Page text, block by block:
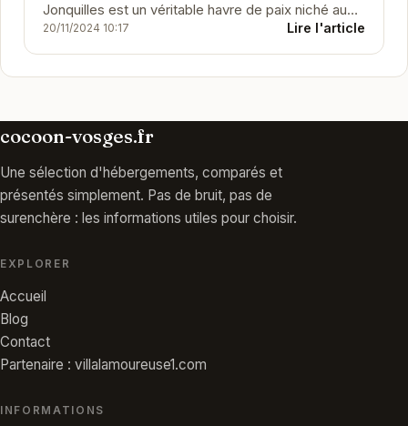
Jonquilles est un véritable havre de paix niché au
cœur des Vosges. Offrant une vue imprenable sur
les...
20/11/2024 10:17 Lire l'article
cocoon-vosges.fr
Une sélection d'hébergements, comparés et
présentés simplement. Pas de bruit, pas de
surenchère : les informations utiles pour choisir.
EXPLORER
Accueil
Blog
Contact
Partenaire : villalamoureuse1.com
INFORMATIONS